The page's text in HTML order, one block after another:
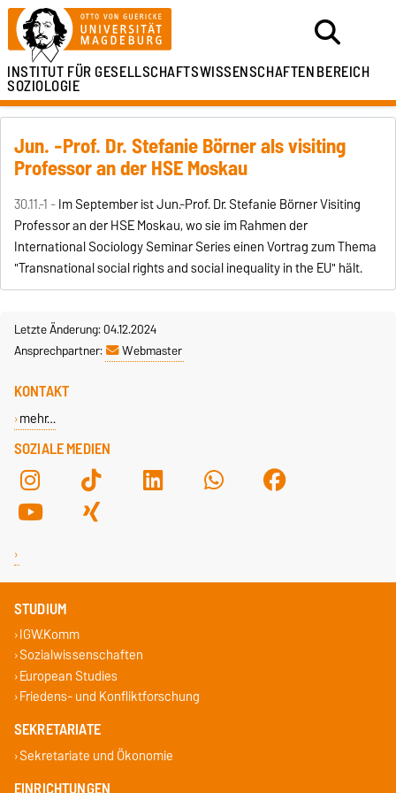
INSTITUT FÜRGESELLSCHAFTSWISSENSCHAFTENBEREICH
SOZIOLOGIE
Jun. -Prof. Dr. Stefanie Börner als visiting
Professor an der HSE Moskau
30.11.-1 -Im September ist Jun.-Prof. Dr. Stefanie Börner Visiting
Professor an der HSE Moskau, wo sie im Rahmen der
International Sociology Seminar Series einen Vortrag zum Thema
"Transnational social rights and social inequality in the EU" hält.
Letzte Änderung: 04.12.2024
Ansprechpartner:
Webmaster
SOZIALE MEDIEN
KONTAKT
mehr…
STUDIUM
IGW.Komm
Sozialwissenschaften
European Studies
Friedens- und Konfliktforschung
SEKRETARIATE
Sekretariate und Ökonomie